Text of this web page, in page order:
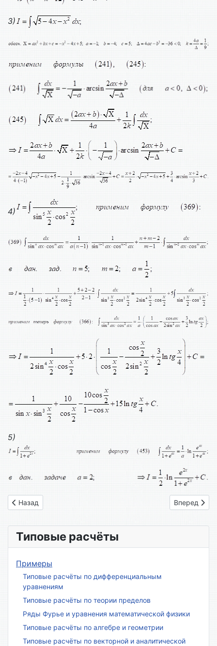
3)
4)
5)
Предыдущий: Вариант № 17
Назад Следующий:
Вперед
Типовые расчёты
Примеры
Типовые расчёты по дифференциальным
уравнениям
Типовые расчёты по теории пределов
Ряды Фурье и уравнения математической физики
Типовые расчёты по алгебре и геометрии
Типовые расчёты по векторной и аналитической